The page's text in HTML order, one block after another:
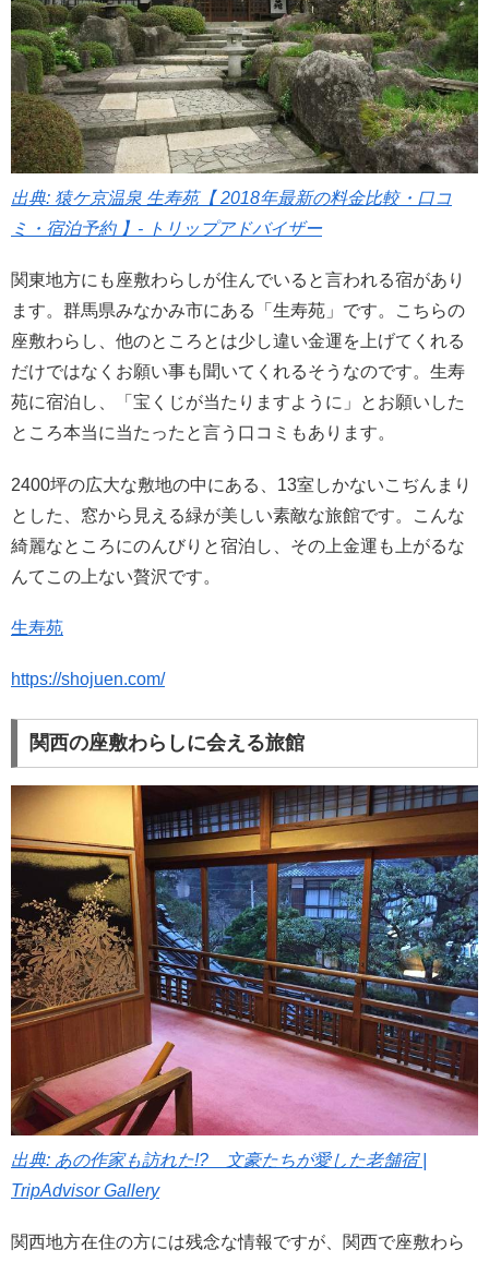
出典: 猿ケ京温泉 生寿苑【 2018年最新の料金比較・口コ
ミ・宿泊予約 】- トリップアドバイザー
関東地方にも座敷わらしが住んでいると言われる宿があり
ます。群馬県みなかみ市にある「生寿苑」です。こちらの
座敷わらし、他のところとは少し違い金運を上げてくれる
だけではなくお願い事も聞いてくれるそうなのです。生寿
苑に宿泊し、「宝くじが当たりますように」とお願いした
ところ本当に当たったと言う口コミもあります。
2400坪の広大な敷地の中にある、13室しかないこぢんまり
とした、窓から見える緑が美しい素敵な旅館です。こんな
綺麗なところにのんびりと宿泊し、その上金運も上がるな
んてこの上ない贅沢です。
生寿苑
https://shojuen.com/
関西の座敷わらしに会える旅館
出典: あの作家も訪れた!? 文豪たちが愛した老舗宿 |
TripAdvisor Gallery
関西地方在住の方には残念な情報ですが、関西で座敷わら